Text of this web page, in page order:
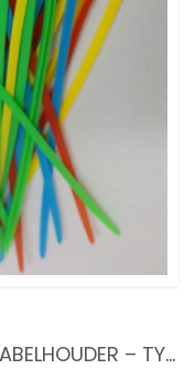
KABELBINDERS 200 X 4,8 MM KABELHOUDER – TYRAPS – TIE WRAPS – ZES VERSCHILLENDE KLEUREN – 60 STUKS KABELBINDER